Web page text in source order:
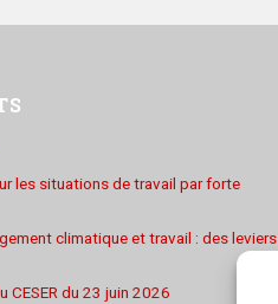
les situations de travail par forte
climatique et travail : des leviers
CESER du 23 juin 2026